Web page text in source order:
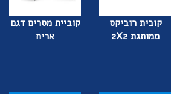
קובית רוביקס
ממותגת 2X2
קוביית מסרים דגם
אריח